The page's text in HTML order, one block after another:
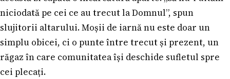
niciodată pe cei ce au trecut la Domnul”, spun
slujitorii altarului. Moșii de iarnă nu este doar un
simplu obicei, ci o punte între trecut și prezent, un
răgaz în care comunitatea își deschide sufletul spre
cei plecați.